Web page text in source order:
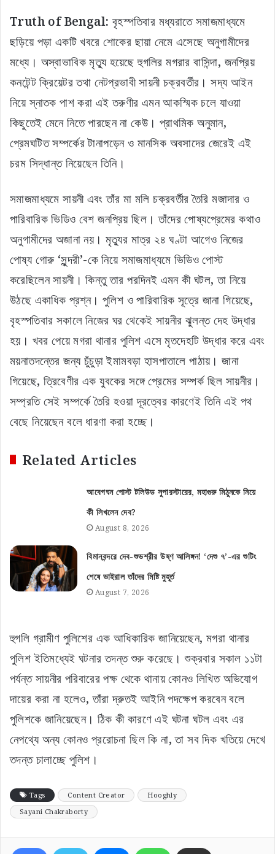
Truth of Bengal: বৃহস্পতিবার মধ্যরাতে সমাজমাধ্যমে
ছড়িয়ে পড়া একটি খবরে শোকের ছায়া নেমে এসেছে অনুগামীদের
মধ্যে। অস্বাভাবিক মৃত্যু হয়েছে হুগলির মগরার বাসিন্দা, জনপ্রিয়
কনটেন্ট ক্রিয়েটর তথা নেটপ্রভাবী সায়নী চক্রবর্তীর। সদ্য আইন
নিয়ে স্নাতক পাশ করা এই তরুণীর এমন আকস্মিক চলে যাওয়া
কিছুতেই মেনে নিতে পারছেন না কেউ। প্রাথমিক অনুমান,
প্রেমঘটিত সম্পর্কের টানাপড়েন ও মানসিক অবসাদের জেরেই এই
চরম সিদ্ধান্ত নিয়েছেন তিনি।
সমাজমাধ্যমে সায়নী এবং তাঁর মা মলি চক্রবর্তীর তৈরি মজাদার ও
পারিবারিক ভিডিও বেশ জনপ্রিয় ছিল। তাঁদের পোষ্যপ্রেমের কথাও
অনুগামীদের অজানা নয়। মৃত্যুর মাত্র ২৪ ঘণ্টা আগেও নিজের
পোষ্য গোরু ‘সুন্দরী’-কে নিয়ে সমাজমাধ্যমে ভিডিও পোস্ট
করেছিলেন সায়নী। কিন্তু তার পরদিনই এমন কী ঘটল, তা নিয়ে
উঠছে একাধিক প্রশ্ন। পুলিশ ও পারিবারিক সূত্রে জানা গিয়েছে,
বৃহস্পতিবার সকালে নিজের ঘর থেকেই সায়নীর ঝুলন্ত দেহ উদ্ধার
হয়। খবর পেয়ে মগরা থানার পুলিশ এসে মৃতদেহটি উদ্ধার করে এবং
ময়নাতদন্তের জন্য চুঁচুড়া ইমামবড়া হাসপাতালে পাঠায়। জানা
গিয়েছে, ত্রিবেণীর এক যুবকের সঙ্গে প্রেমের সম্পর্ক ছিল সায়নীর।
সম্প্রতি সেই সম্পর্কে তৈরি হওয়া দূরত্বের কারণেই তিনি এই পথ
বেছে নিয়েছেন বলে ধারণা করা হচ্ছে।
Related Articles
আবেগঘন পোস্ট টলিউড সুপারস্টারের, মহাগুরু মিঠুনকে নিয়ে
কী লিখলেন দেব?
August 8, 2026
বিমানবন্দরে দেব-শুভশ্রীর উষ্ণ আলিঙ্গন! ‘দেশু ৭’-এর শুটিং
শেষে ভাইরাল তাঁদের মিষ্টি মুহূর্ত
August 7, 2026
হুগলি গ্রামীণ পুলিশের এক আধিকারিক জানিয়েছেন, মগরা থানার
পুলিশ ইতিমধ্যেই ঘটনার তদন্ত শুরু করেছে। শুক্রবার সকাল ১১টা
পর্যন্ত সায়নীর পরিবারের পক্ষ থেকে থানায় কোনও লিখিত অভিযোগ
দায়ের করা না হলেও, তাঁরা দ্রুতই আইনি পদক্ষেপ করবেন বলে
পুলিশকে জানিয়েছেন। ঠিক কী কারণে এই ঘটনা ঘটল এবং এর
নেপথ্যে অন্য কোনও প্ররোচনা ছিল কি না, তা সব দিক খতিয়ে দেখে
তদন্ত চালাচ্ছে পুলিশ।
Tags Content Creator
Hooghly
Sayani Chakraborty